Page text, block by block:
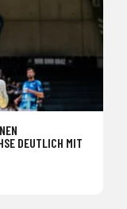
DEUTLICH MIT